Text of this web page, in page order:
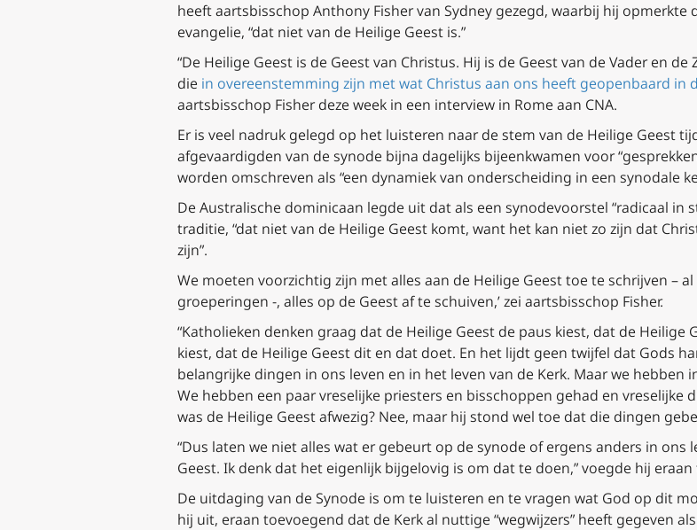
heeft aartsbisschop Anthony Fisher van Sydney gezegd, waarbij hij
evangelie, “dat niet van de Heilige Geest is.”
“De Heilige Geest is de Geest van Christus. Hij is de Geest van de Vader en
die in overeenstemming zijn met wat Christus aan ons heeft geopenbaard in
aartsbisschop Fisher deze week in een interview in Rome aan CNA.
Er is veel nadruk gelegd op het luisteren naar de stem van de Heilige Geest
afgevaardigden van de synode bijna dagelijks bijeenkwamen voor
worden omschreven als “een dynamiek van onderscheiding in een synodale
De Australische dominicaan legde uit dat als een synodevoorstel “radicaal in
traditie, “dat niet van de Heilige Geest komt, want het kan niet zo zijn dat
zijn”.
We moeten voorzichtig zijn met alles aan de Heilige Geest toe te schrijven –
groeperingen -, alles op de Geest af te schuiven,’ zei aartsbisschop Fisher.
“Katholieken denken graag dat de Heilige Geest de paus kiest, dat de
kiest, dat de Heilige Geest dit en dat doet. En het lijdt geen twijfel dat Gods
belangrijke dingen in ons leven en in het leven van de Kerk. Maar we hebben
We hebben een paar vreselijke priesters en bisschoppen gehad en vreselijke
was de Heilige Geest afwezig? Nee, maar hij stond wel toe dat die dingen
“Dus laten we niet alles wat er gebeurt op de synode of ergens anders in ons
Geest. Ik denk dat het eigenlijk bijgelovig is om dat te doen,” voegde hij eraan
De uitdaging van de Synode is om te luisteren en te vragen wat God op dit
hij uit, eraan toevoegend dat de Kerk al nuttige “wegwijzers” heeft gegeven